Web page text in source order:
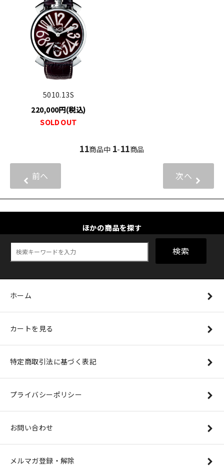
5010.13S
220,000円(税込)
SOLD OUT
11商品中 1-11商品
前へ 次へ
ほかの商品を探す
検索
ホーム
カートを見る
特定商取引法に基づく表記
プライバシーポリシー
お問い合わせ
メルマガ登録・解除